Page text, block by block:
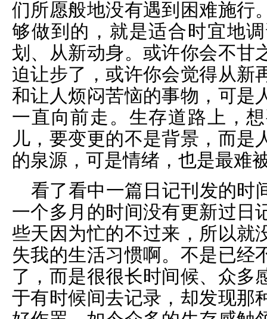
们所愿般地没有遇到困难施行
够做到的，就是适合时宜地
划、从新动身。或许你会不甘
迫让步了，或许你会觉得从新
和让人烦闷苦恼的事物，可是
一直向前走。生存道路上，
儿，要变更的不是背景，而是
的泉源，可是情绪，也是最难
看了看中一篇日记刊发的时
一个多月的时间没有更新过日
些天因为忙的不过来，所以就
失我的生活习惯啊。不是已经
了，而是很很长时间候、众多
于有时候间去记录，却发现那